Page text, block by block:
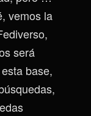
vemos la
será
base,